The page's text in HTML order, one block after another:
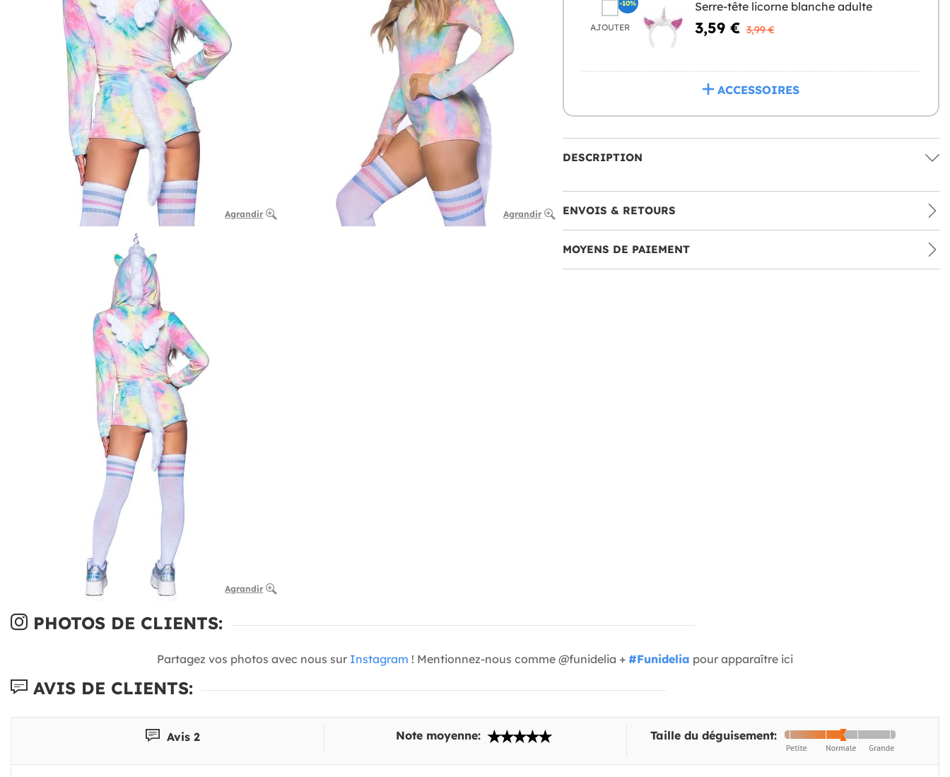
Agrandir Agrandir
Agrandir
AJOUTER
Serre-tête licorne blanche adulte
3,59 € 3,99 €
-10%
ACCESSOIRES
DESCRIPTION
ENVOIS & RETOURS
MOYENS DE PAIEMENT
PHOTOS DE CLIENTS:
Partagez vos photos avec nous sur Instagram ! Mentionnez-nous comme @funidelia + #Funidelia pour apparaître ici
AVIS DE CLIENTS:
Avis 2 Note moyenne: Taille du déguisement: